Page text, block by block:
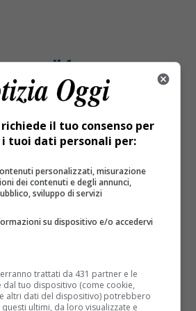
il fuoco avanza e
il Cornabecco. VIDEO
strada a Varallo:
di animali
il tuo consenso per
tuoi dati personali per:
personalizzati, misurazione
dei contenuti e degli annunci,
sviluppo di servizi
su dispositivo e/o accedervi
trattati da 431 partner e le
tuo dispositivo (come cookie,
altri dati del dispositivo) potrebbero
ultimi, da loro visualizzate e